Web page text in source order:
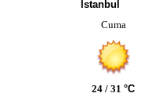
İstanbul
Cuma
24 / 31 °C